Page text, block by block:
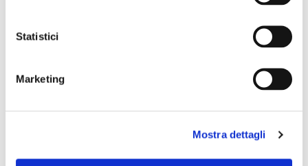
Statistici
Marketing
Mostra dettagli